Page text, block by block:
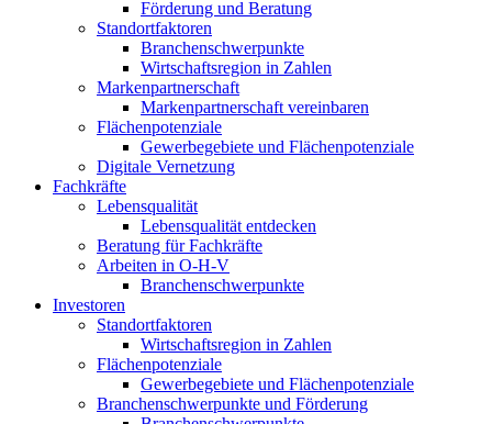
Förderung und Beratung
Standortfaktoren
Branchenschwerpunkte
Wirtschaftsregion in Zahlen
Markenpartnerschaft
Markenpartnerschaft vereinbaren
Flächenpotenziale
Gewerbegebiete und Flächenpotenziale
Digitale Vernetzung
Fachkräfte
Lebensqualität
Lebensqualität entdecken
Beratung für Fachkräfte
Arbeiten in O-H-V
Branchenschwerpunkte
Investoren
Standortfaktoren
Wirtschaftsregion in Zahlen
Flächenpotenziale
Gewerbegebiete und Flächenpotenziale
Branchenschwerpunkte und Förderung